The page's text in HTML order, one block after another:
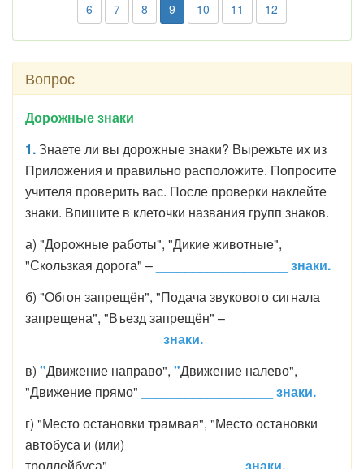
6 7 8 9 10 11 12
Вопрос
Дорожные знаки
1.Знаете ли вы дорожные знаки? Вырежьте их из
Приложения и правильно расположите. Попросите
учителя проверить вас. После проверки наклейте
знаки. Впишите в клеточки названия групп знаков.
а) "Дорожные работы", "Дикие животные",
"Скользкая дорога" –
знаки.
б) "Обгон запрещён", "Подача звукового сигнала
запрещена", "Въезд запрещён" –
знаки.
в) "Движение направо", "Движение налево",
"Движение прямо"
знаки.
г) "Место остановки трамвая", "Место остановки
автобуса и (или)